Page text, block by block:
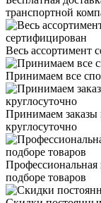
транспортной
Весь ассортимент
Принимаем все
Принимаем заказы
круглосуточно
подборе товаров